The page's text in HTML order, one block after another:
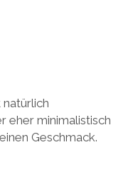
eher minimalistisch
Geschmack.